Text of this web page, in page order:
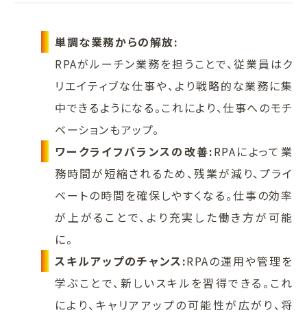
単調な業務からの解放:
RPAがルーチン業務を担うことで、従業員はク
リエイティブな仕事や、より戦略的な業務に集
中できるようになる。これにより、仕事へのモチ
ベーションもアップ。
ワークライフバランスの改善:RPAによって業
務時間が短縮されるため、残業が減り、プライ
ベートの時間を確保しやすくなる。仕事の効率
が上がることで、より充実した働き方が可能
に。
スキルアップのチャンス:RPAの運用や管理を
学ぶことで、新しいスキルを習得できる。これ
により、キャリアアップの可能性が広がり、将